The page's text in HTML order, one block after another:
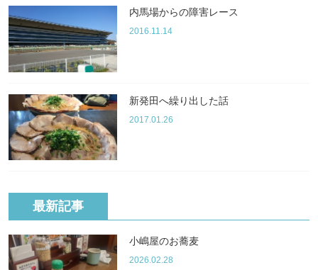
内馬場からの障害レース
2016.11.14
新発田へ繰り出した話
2017.01.26
最新記事
小嶋屋のお蕎麦
2026.02.28